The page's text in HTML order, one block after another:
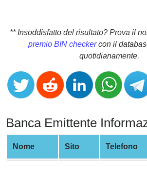
Card
Validator
Card
Generator
Random
Card
Generator
Generate
Credit
** Insoddisfatto del risultato? Prova il
premio BIN checkercon il
quotidianamente.
Banca Emittente
Nome Sito Telefono